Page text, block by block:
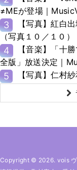
≠MEが登場｜
3
【写真】紅白
（写真１０／１０）
4
【音楽】「十
全版」放送決定｜
5 【写真】仁村
Copyright © 2026. vois ヴ